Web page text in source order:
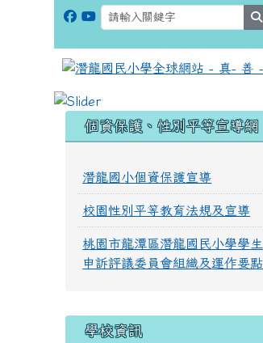
個資保護、性別平等宣導網
潛龍國小個資保護宣導
校園性別平等教育法規及宣導
桃園市龍潭區潛龍國民小學學生
申訴評議委員會組織及運作要點
學校資訊